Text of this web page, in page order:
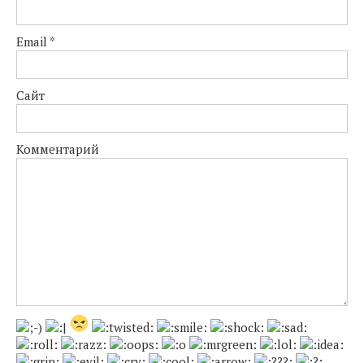
Email *
Сайт
Комментарий